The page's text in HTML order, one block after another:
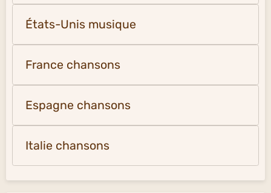
États-Unis musique
France chansons
Espagne chansons
Italie chansons